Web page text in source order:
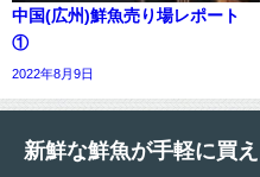
中国(広州)鮮魚売り場レポート
①
2022年8月9日
新鮮な鮮魚が手軽に買